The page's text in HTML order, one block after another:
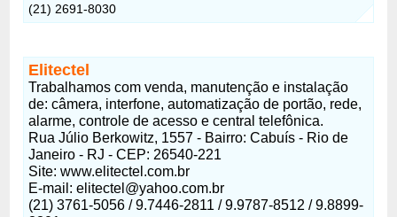
(21) 2691-8030
Elitectel
Trabalhamos com venda, manutenção e instalação
de: câmera, interfone, automatização de portão, rede,
alarme, controle de acesso e central telefônica.
Rua Júlio Berkowitz, 1557 - Bairro: Cabuís - Rio de
Janeiro - RJ - CEP: 26540-221
Site: www.elitectel.com.br
E-mail: elitectel@yahoo.com.br
(21) 3761-5056 / 9.7446-2811 / 9.9787-8512 / 9.8899-